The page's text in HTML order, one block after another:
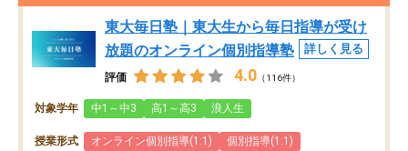
東大毎日塾｜東大生から毎日指導が受け
放題のオンライン個別指導塾
詳しく見る
評価 4.0 （116件）
対象学年 中1～中3 高1～高3 浪人生
授業形式 オンライン個別指導(1:1) 個別指導(1:1)